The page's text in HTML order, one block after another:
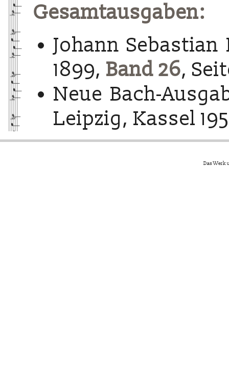
Gesamtausgaben:
Johann Sebastian
1899, Band 26,
Neue Bach-
Leipzig, Kassel
Das Werk